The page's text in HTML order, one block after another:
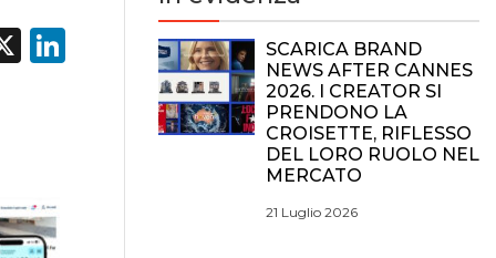
X LinkedIn
SCARICA BRAND
NEWS AFTER CANNES
2026. I CREATOR SI
PRENDONO LA
CROISETTE, RIFLESSO
DEL LORO RUOLO NEL
MERCATO
21 Luglio 2026